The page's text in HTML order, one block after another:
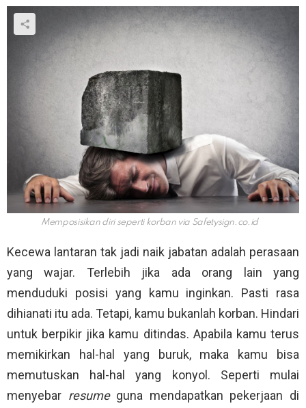
Memposisikan diri seperti korban via Safetysign.co.id
Kecewa lantaran tak jadi naik jabatan adalah perasaan
yang wajar. Terlebih jika ada orang lain yang
menduduki posisi yang kamu inginkan. Pasti rasa
dihianati itu ada. Tetapi, kamu bukanlah korban. Hindari
untuk berpikir jika kamu ditindas. Apabila kamu terus
memikirkan hal-hal yang buruk, maka kamu bisa
memutuskan hal-hal yang konyol. Seperti mulai
menyebar resume guna mendapatkan pekerjaan di